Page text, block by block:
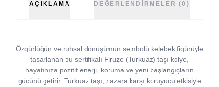
AÇIKLAMA DEĞERLENDIRMELER (0)
Özgürlüğün ve ruhsal dönüşümün sembolü kelebek figürüyle
tasarlanan bu sertifikalı Firuze (Turkuaz) taşı kolye,
hayatınıza pozitif enerji, koruma ve yeni başlangıçların
gücünü getirir. Turkuaz taşı; nazara karşı koruyucu etkisiyle